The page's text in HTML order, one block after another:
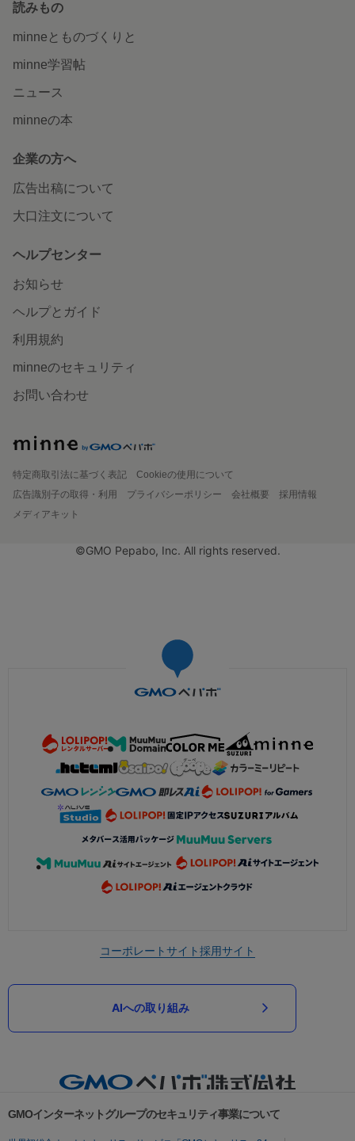
読みもの
minneとものづくりと
minne学習帖
ニュース
minneの本
企業の方へ
広告出稿について
大口注文について
ヘルプセンター
お知らせ
ヘルプとガイド
利用規約
minneのセキュリティ
お問い合わせ
特定商取引法に基づく表記
Cookieの使用について
広告識別子の取得・利用
プライバシーポリシー 会社概要
採用情報
メディアキット
©GMO Pepabo, Inc. All rights reserved.
コーポレートサイト採用サイト
AIへの取り組み
GMOインターネットグループのセキュリティ事業について